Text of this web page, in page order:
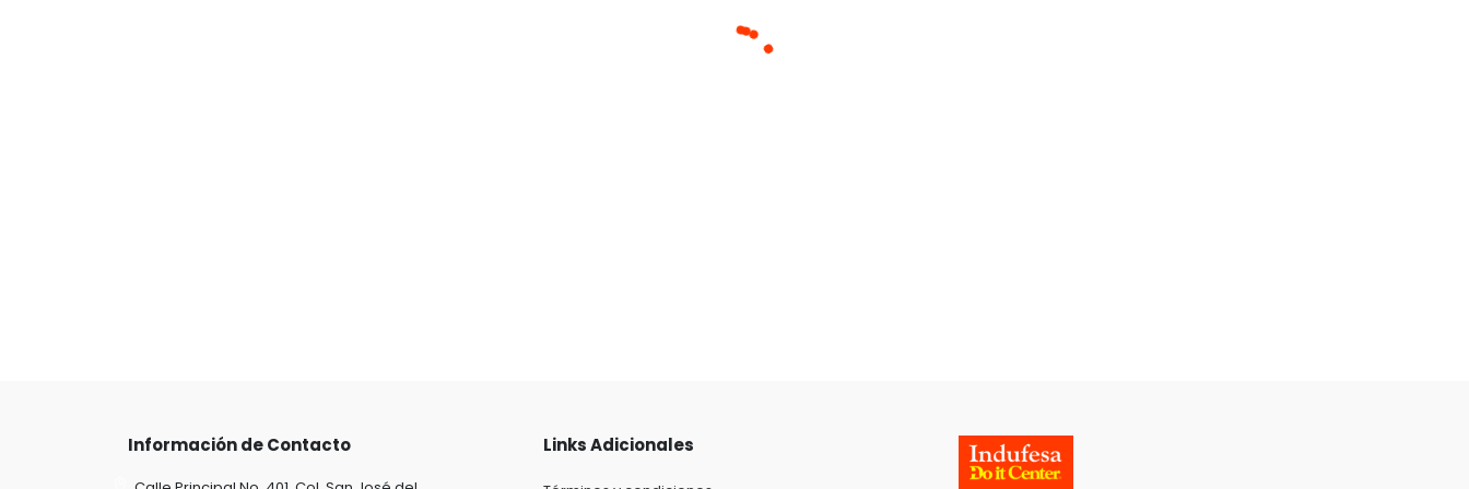
Información de Contacto Links Adicionales